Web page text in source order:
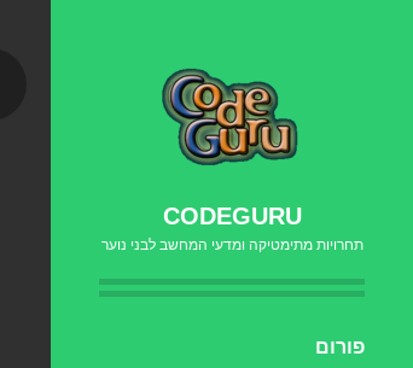
CODEGURU
תחרויות מתימטיקה ומדעי המחשב לבני נוער
דילוג
פורום